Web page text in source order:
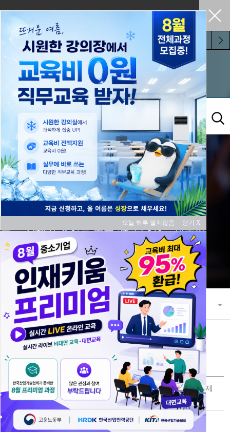
펼쳐두기
교육과정
21세기 초일류 꿈을 키워 나가는 한국산
업기술협회
교육과정 교육 과정 안내
교육신청
과정명
(언택트 라이브) 파이썬으로 시작하는 제
조현장 빅데이터 분석 및 활용
교육 대상 중소기업
오늘 하루 열지않음 닫기 X